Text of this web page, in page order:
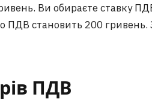
Ви обираєте ставку
ПДВ становить 200 гривень.
ПДВ